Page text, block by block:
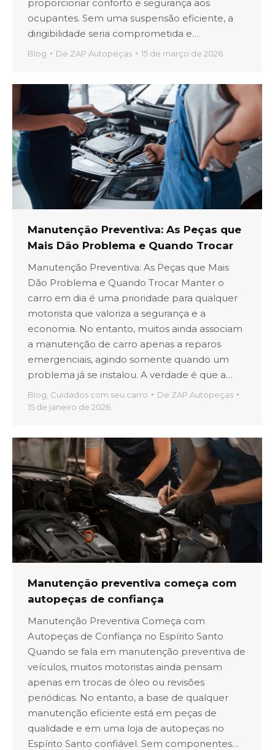
proporcionar conforto e segurança aos
ocupantes. Sem uma suspensão eficiente, a
dirigibilidade seria comprometida e…
Blog De ZAP Autopeças 15 de março de 2026
Manutenção Preventiva: As Peças que
Mais Dão Problema e Quando Trocar
Manutenção Preventiva: As Peças que Mais
Dão Problema e Quando Trocar Manter o
carro em dia é uma prioridade para qualquer
motorista que valoriza a segurança e a
economia. No entanto, muitos ainda associam
a manutenção de carro apenas a reparos
emergenciais, agindo somente quando um
problema já se instalou. A verdade é que a…
Blog Cuidados com seu carro De ZAP Autopeças
15 de janeiro de 2026
Manutenção preventiva começa com
autopeças de confiança
Manutenção Preventiva Começa com
Autopeças de Confiança no Espírito Santo
Quando se fala em manutenção preventiva de
veículos, muitos motoristas ainda pensam
apenas em trocas de óleo ou revisões
periódicas. No entanto, a base de qualquer
manutenção eficiente está em peças de
qualidade e em uma loja de autopeças no
Espírito Santo confiável. Sem componentes…